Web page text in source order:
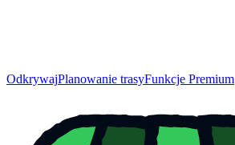
OdkrywajPlanowanie trasyFunkcje Premium